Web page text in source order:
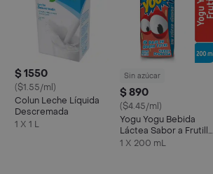
$ 1550
($1.55/ml)
Colun Leche Líquida
Descremada
1 X 1 L
Sin azúcar
$ 890
($4.45/ml)
Yogu Yogu Bebida
Láctea Sabor a Frutilla
sin Azúcar
1 X 200 mL